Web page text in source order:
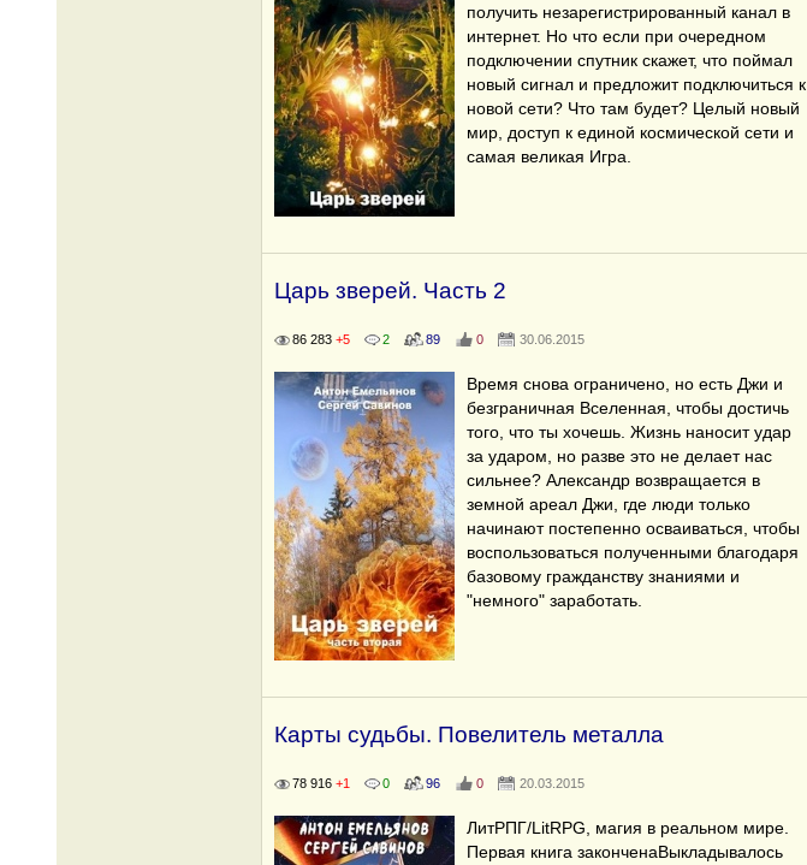
получить незарегистрированный канал в
интернет. Но что если при очередном
подключении спутник скажет, что поймал
новый сигнал и предложит подключиться к
новой сети? Что там будет? Целый новый
мир, доступ к единой космической сети и
самая великая Игра.
Царь зверей. Часть 2
86 283 +5 2 89 0 30.06.2015
Время снова ограничено, но есть Джи и
безграничная Вселенная, чтобы достичь
того, что ты хочешь. Жизнь наносит удар
за ударом, но разве это не делает нас
сильнее? Александр возвращается в
земной ареал Джи, где люди только
начинают постепенно осваиваться, чтобы
воспользоваться полученными благодаря
базовому гражданству знаниями и
"немного" заработать.
Карты судьбы. Повелитель металла
78 916 +1 0 96 0 20.03.2015
ЛитРПГ/LitRPG, магия в реальном мире.
Первая книга законченаВыкладывалось